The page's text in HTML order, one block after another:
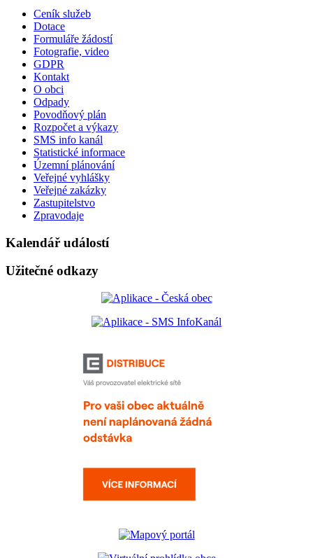
Ceník služeb
Dotace
Formuláře žádostí
Fotografie, video
GDPR
Kontakt
O obci
Odpady
Povodňový plán
Rozpočet a výkazy
SMS info kanál
Statistické informace
Územní plánování
Veřejné vyhlášky
Veřejné zakázky
Zastupitelstvo
Zpravodaje
Kalendář událostí
Užitečné odkazy